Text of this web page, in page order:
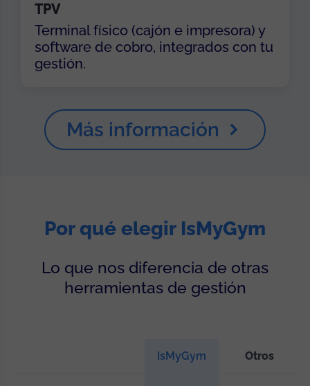
TPV
Terminal físico (cajón e impresora) y
software de cobro, integrados con tu
gestión.
Más información
Por qué elegir IsMyGym
Lo que nos diferencia de otras
herramientas de gestión
IsMyGym Otros